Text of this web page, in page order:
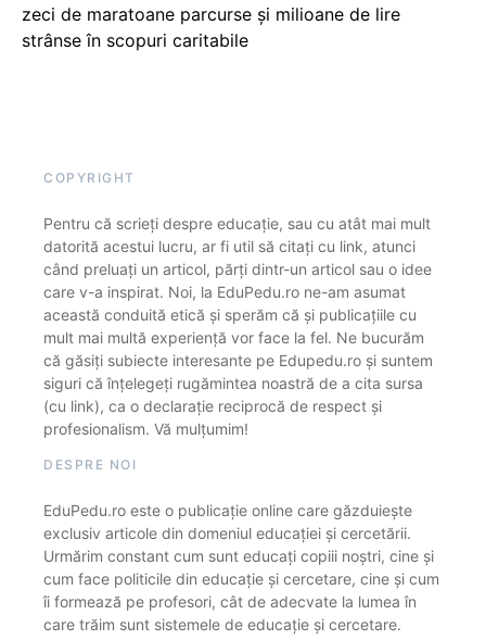
zeci de maratoane parcurse și milioane de lire
strânse în scopuri caritabile
COPYRIGHT
Pentru că scrieți despre educație, sau cu atât mai mult
datorită acestui lucru, ar fi util să citați cu link, atunci
când preluați un articol, părți dintr-un articol sau o idee
care v-a inspirat. Noi, la EduPedu.ro ne-am asumat
această conduită etică și sperăm că și publicațiile cu
mult mai multă experiență vor face la fel. Ne bucurăm
că găsiți subiecte interesante pe Edupedu.ro și suntem
siguri că înțelegeți rugămintea noastră de a cita sursa
(cu link), ca o declarație reciprocă de respect și
profesionalism. Vă mulțumim!
DESPRE NOI
EduPedu.ro este o publicație online care găzduiește
exclusiv articole din domeniul educației și cercetării.
Urmărim constant cum sunt educați copiii noștri, cine și
cum face politicile din educație și cercetare, cine și cum
îi formează pe profesori, cât de adecvate la lumea în
care trăim sunt sistemele de educație și cercetare.